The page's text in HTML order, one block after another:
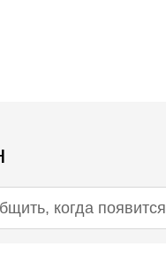
когда появится